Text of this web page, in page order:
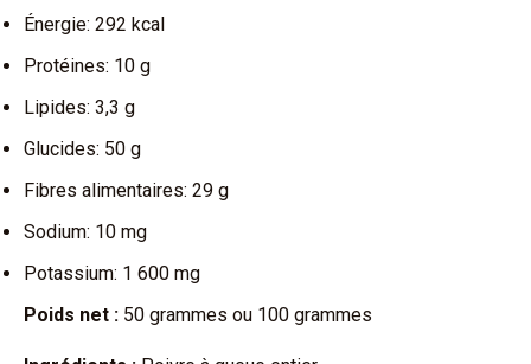
Énergie: 292 kcal
Protéines: 10 g
Lipides: 3,3 g
Glucides: 50 g
Fibres alimentaires: 29 g
Sodium: 10 mg
Potassium: 1 600 mg
Poids net : 50 grammes ou 100 grammes